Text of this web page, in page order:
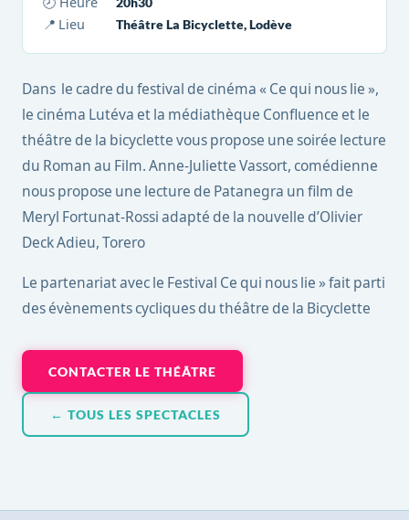
📍 Lieu
Théâtre La Bicyclette, Lodève
Dans le cadre du festival de cinéma « Ce qui nous lie »,
le cinéma Lutéva et la médiathèque Confluence et le
théâtre de la bicyclette vous propose une soirée lecture
du Roman au Film. Anne-Juliette Vassort, comédienne
nous propose une lecture de Patanegra un film de
Meryl Fortunat-Rossi adapté de la nouvelle d’Olivier
Deck Adieu, Torero
Le partenariat avec le Festival Ce qui nous lie » fait parti
des évènements cycliques du théâtre de la Bicyclette
CONTACTER LE THÉÂTRE
← TOUS LES SPECTACLES